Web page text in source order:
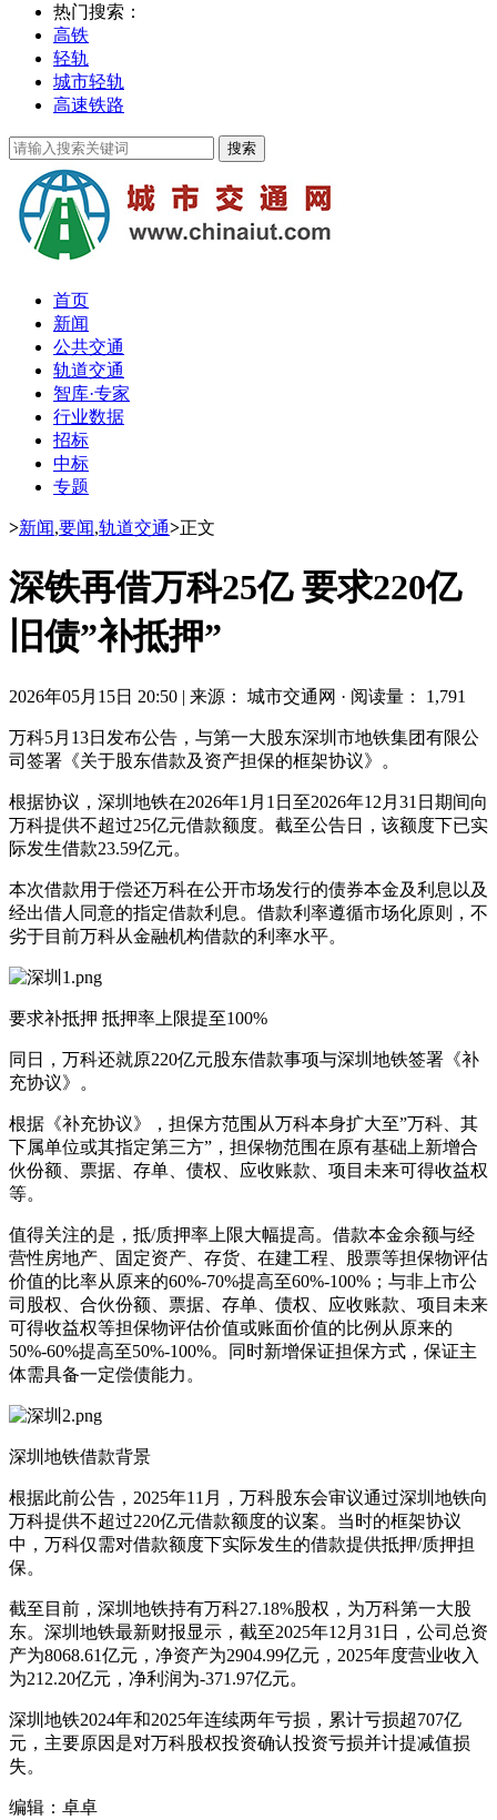
热门搜索：
高铁
轻轨
城市轻轨
高速铁路
首页
新闻
公共交通
轨道交通
智库·专家
行业数据
招标
中标
专题
>新闻,要闻,轨道交通>正文
深铁再借万科25亿 要求220亿
旧债”补抵押”
2026年05月15日 20:50 | 来源： 城市交通网 · 阅读量： 1,791
万科5月13日发布公告，与第一大股东深圳市地铁集团有限公
司签署《关于股东借款及资产担保的框架协议》。
根据协议，深圳地铁在2026年1月1日至2026年12月31日期间向
万科提供不超过25亿元借款额度。截至公告日，该额度下已实
际发生借款23.59亿元。
本次借款用于偿还万科在公开市场发行的债券本金及利息以及
经出借人同意的指定借款利息。借款利率遵循市场化原则，不
劣于目前万科从金融机构借款的利率水平。
要求补抵押 抵押率上限提至100%
同日，万科还就原220亿元股东借款事项与深圳地铁签署《补
充协议》。
根据《补充协议》，担保方范围从万科本身扩大至”万科、其
下属单位或其指定第三方”，担保物范围在原有基础上新增合
伙份额、票据、存单、债权、应收账款、项目未来可得收益权
等。
值得关注的是，抵/质押率上限大幅提高。借款本金余额与经
营性房地产、固定资产、存货、在建工程、股票等担保物评估
价值的比率从原来的60%-70%提高至60%-100%；与非上市公
司股权、合伙份额、票据、存单、债权、应收账款、项目未来
可得收益权等担保物评估价值或账面价值的比例从原来的
50%-60%提高至50%-100%。同时新增保证担保方式，保证主
体需具备一定偿债能力。
深圳地铁借款背景
根据此前公告，2025年11月，万科股东会审议通过深圳地铁向
万科提供不超过220亿元借款额度的议案。当时的框架协议
中，万科仅需对借款额度下实际发生的借款提供抵押/质押担
保。
截至目前，深圳地铁持有万科27.18%股权，为万科第一大股
东。深圳地铁最新财报显示，截至2025年12月31日，公司总资
产为8068.61亿元，净资产为2904.99亿元，2025年度营业收入
为212.20亿元，净利润为-371.97亿元。
深圳地铁2024年和2025年连续两年亏损，累计亏损超707亿
元，主要原因是对万科股权投资确认投资亏损并计提减值损
失。
编辑：卓卓